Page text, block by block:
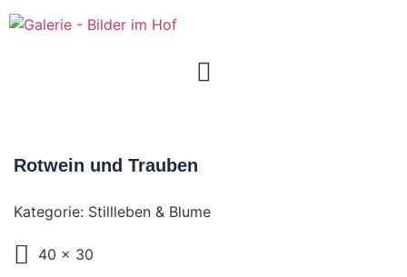
Rotwein und Trauben
Kategorie: Stillleben & Blume
40 x 30